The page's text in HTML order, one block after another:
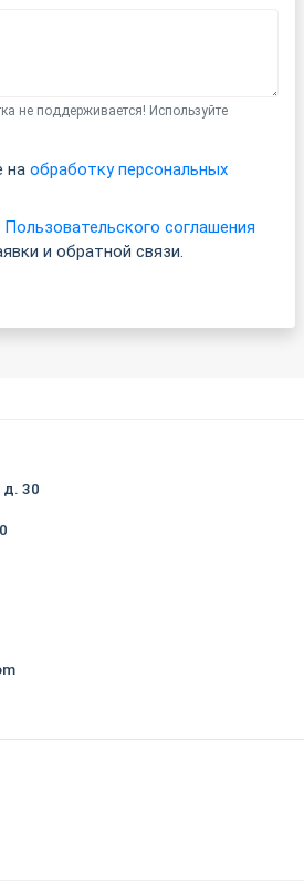
не поддерживается! Используйте
на обработку персональных
Пользовательского соглашения
и обратной связи.
30